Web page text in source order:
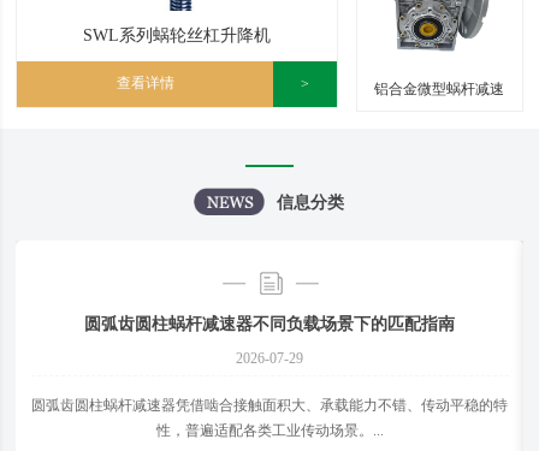
SWL系列蜗轮丝杠升降机
查看详情 > 铝合金微型蜗杆减速
信息分类
圆弧齿圆柱蜗杆减速器不同负载场景下的匹配指南
2026-07-29
​圆弧齿圆柱蜗杆减速器凭借啮合接触面积大、承载能力不错、传动平稳的特
性，普遍适配各类工业传动场景。...